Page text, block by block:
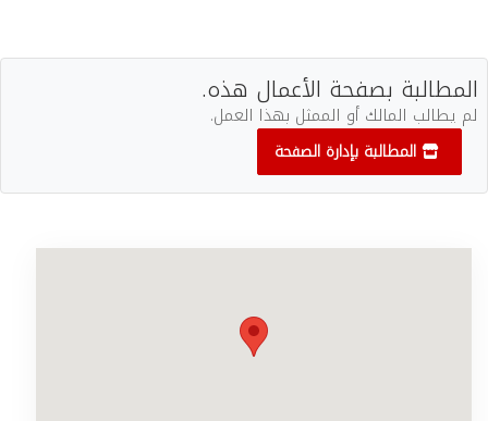
المطالبة بصفحة الأعمال هذه.
لم يطالب المالك أو الممثل بهذا العمل.
المطالبة بإدارة الصفحة